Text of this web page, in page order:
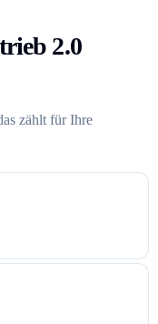
2.0
zählt für Ihre